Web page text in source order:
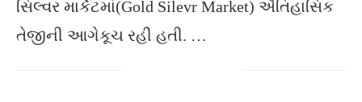
સિલ્વર માર્કેટમાં(Gold Silevr Market) ઐતિહાસિક
તેજીની આગેકૂચ રહી હતી. …